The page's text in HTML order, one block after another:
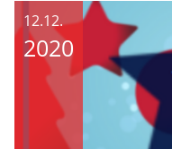
12.12.
2020